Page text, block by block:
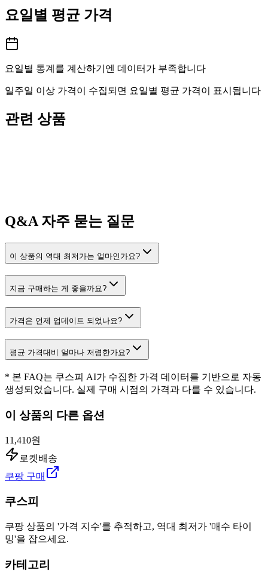
요일별 평균 가격
요일별 통계를 계산하기엔 데이터가 부족합니다
일주일 이상 가격이 수집되면 요일별 평균 가격이 표시됩니다
관련 상품
Q&A자주 묻는 질문
이 상품의 역대 최저가는 얼마인가요?
지금 구매하는 게 좋을까요?
가격은 언제 업데이트 되었나요?
평균 가격대비 얼마나 저렴한가요?
* 본 FAQ는 쿠스피 AI가 수집한 가격 데이터를 기반으로 자동
생성되었습니다. 실제 구매 시점의 가격과 다를 수 있습니다.
이 상품의 다른 옵션
11,410원
로켓배송
쿠팡 구매
쿠스피
쿠팡 상품의 '가격 지수'를 추적하고, 역대 최저가 '매수 타이
밍'을 잡으세요.
카테고리